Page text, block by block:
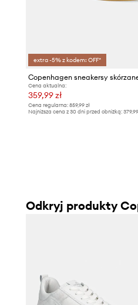
extra -5% z kodem: OFF*
Cena aktualna:
359,99 zł
Cena regularna: 859,99 zł
Najniższa cena z 30 dni przed obniżką:
Odkryj produkty